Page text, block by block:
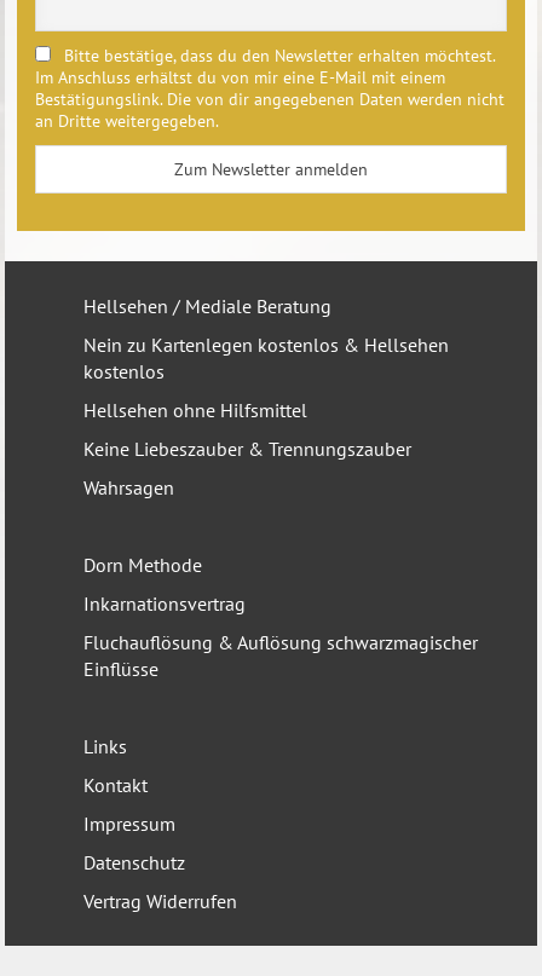
Bitte bestätige, dass du den Newsletter erhalten möchtest.
Im Anschluss erhältst du von mir eine E-Mail mit einem
Bestätigungslink. Die von dir angegebenen Daten werden nicht
an Dritte weitergegeben.
Hellsehen / Mediale Beratung
Nein zu Kartenlegen kostenlos & Hellsehen
kostenlos
Hellsehen ohne Hilfsmittel
Keine Liebeszauber & Trennungszauber
Wahrsagen
Dorn Methode
Inkarnationsvertrag
Fluchauflösung & Auflösung schwarzmagischer
Einflüsse
Links
Kontakt
Impressum
Datenschutz
Vertrag Widerrufen